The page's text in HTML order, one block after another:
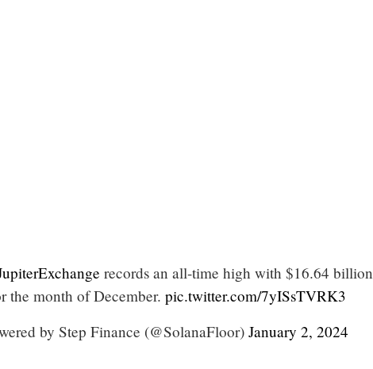
records an all-time high with $16.64 billion
the month of December. pic.twitter.com/7yISsTVRK3
by Step Finance (@SolanaFloor)January 2, 2024